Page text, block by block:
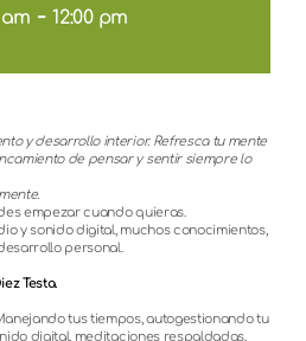
-12:00 pm
y desarrollo interior. Refresca tu mente
de pensar y sentir siempre lo
empezar cuando quieras.
y sonido digital, muchos conocimientos,
personal.
Testa.
tus tiempos, autogestionando tu
digital, meditaciones respaldadas,